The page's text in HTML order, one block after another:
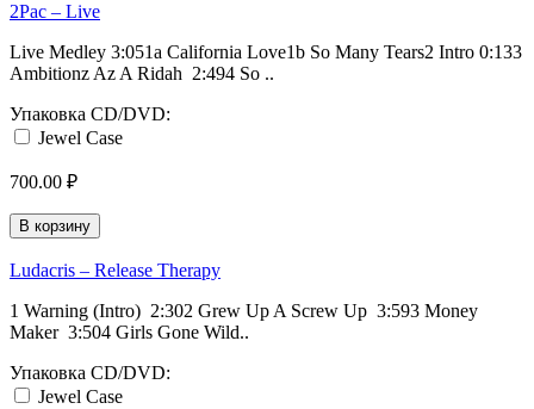
2Pac ‎– Live
Live Medley 3:051a California Love1b So Many Tears2 Intro 0:133
Ambitionz Az A Ridah 2:494 So ..
Упаковка CD/DVD:
Jewel Case
700.00 ₽
В корзину
Ludacris ‎– Release Therapy
1 Warning (Intro) 2:302 Grew Up A Screw Up 3:593 Money
Maker 3:504 Girls Gone Wild..
Упаковка CD/DVD:
Jewel Case